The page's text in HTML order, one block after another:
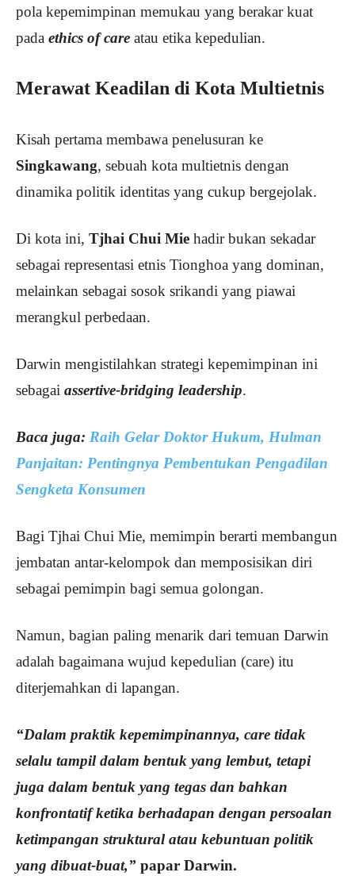
pola kepemimpinan memukau yang berakar kuat
pada ethics of care atau etika kepedulian.
Merawat Keadilan di Kota Multietnis
Kisah pertama membawa penelusuran ke
Singkawang, sebuah kota multietnis dengan
dinamika politik identitas yang cukup bergejolak.
Di kota ini, Tjhai Chui Mie hadir bukan sekadar
sebagai representasi etnis Tionghoa yang dominan,
melainkan sebagai sosok srikandi yang piawai
merangkul perbedaan.
Darwin mengistilahkan strategi kepemimpinan ini
sebagai assertive-bridging leadership.
Baca juga: Raih Gelar Doktor Hukum, Hulman
Panjaitan: Pentingnya Pembentukan Pengadilan
Sengketa Konsumen
Bagi Tjhai Chui Mie, memimpin berarti membangun
jembatan antar-kelompok dan memposisikan diri
sebagai pemimpin bagi semua golongan.
Namun, bagian paling menarik dari temuan Darwin
adalah bagaimana wujud kepedulian (care) itu
diterjemahkan di lapangan.
“Dalam praktik kepemimpinannya, care tidak
selalu tampil dalam bentuk yang lembut, tetapi
juga dalam bentuk yang tegas dan bahkan
konfrontatif ketika berhadapan dengan persoalan
ketimpangan struktural atau kebuntuan politik
yang dibuat-buat,” papar Darwin.